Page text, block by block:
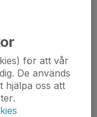
beskriver mer
samt de
för att vår
De används
hjälpa oss att